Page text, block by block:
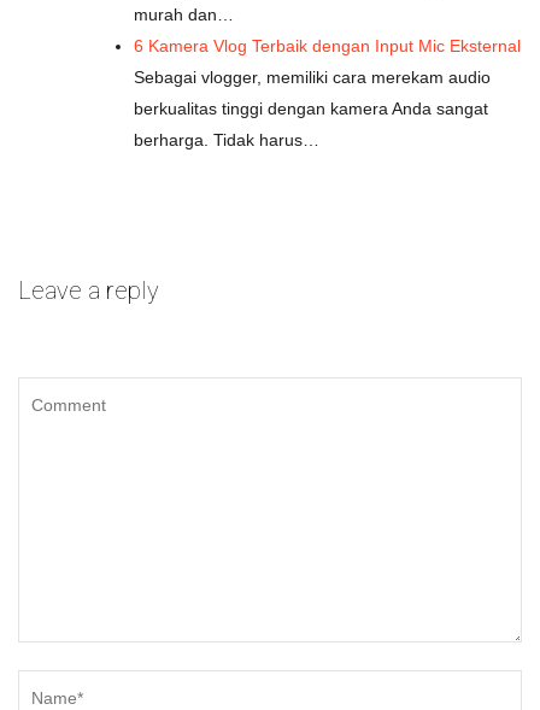
murah dan…
6 Kamera Vlog Terbaik dengan Input Mic Eksternal
Sebagai vlogger, memiliki cara merekam audio
berkualitas tinggi dengan kamera Anda sangat
berharga. Tidak harus…
Leave a reply